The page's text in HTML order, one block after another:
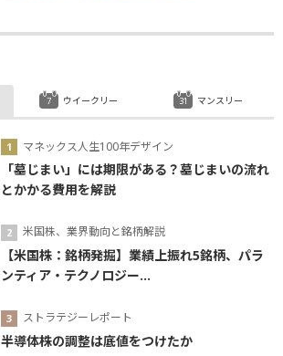
マネックス人生100年デザイン
「墓じまい」には期限がある？墓じまいの流れ
とかかる費用を解説
米国株、業界動向と銘柄解説
【米国株：銘柄発掘】業績上振れ5銘柄、パラ
ンティア・テクノロジー...
ストラテジーレポート
半導体株の調整は底値をつけたか
ウイークリー マンスリー